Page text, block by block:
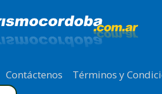
Contáctenos Términos y